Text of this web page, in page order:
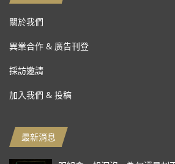
關於我們
異業合作 & 廣告刊登
採訪邀請
加入我們 & 投稿
最新消息